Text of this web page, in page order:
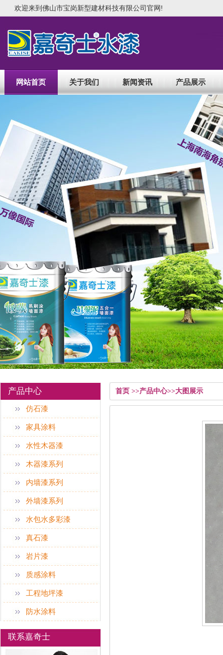
欢迎来到佛山市宝岗新型建材科技有限公司官网!
网站首页 关于我们 新闻资讯 产品展示
产品中心
仿石漆
家具涂料
水性木器漆
木器漆系列
内墙漆系列
外墙漆系列
水包水多彩漆
真石漆
岩片漆
质感涂料
工程地坪漆
防水涂料
联系嘉奇士
首页 >>产品中心>>大图展示